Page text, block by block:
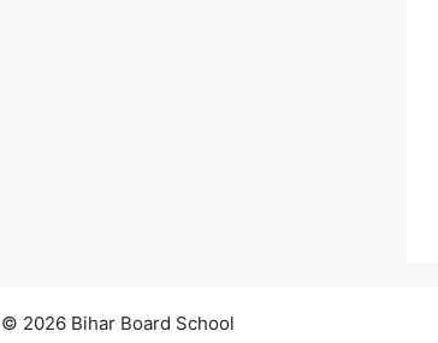
© 2026 Bihar Board School